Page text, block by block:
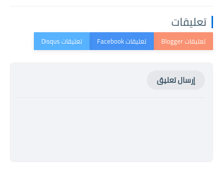
تعليقات
إرسال تعليق